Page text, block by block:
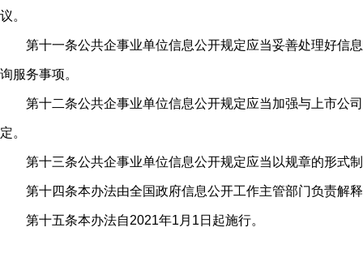
议。
第十一条公共企事业单位信息公开规定应当妥善处理好信
询服务事项。
第十二条公共企事业单位信息公开规定应当加强与上市公
定。
第十三条公共企事业单位信息公开规定应当以规章的形式
第十四条本办法由全国政府信息公开工作主管部门负责解
第十五条本办法自2021年1月1日起施行。